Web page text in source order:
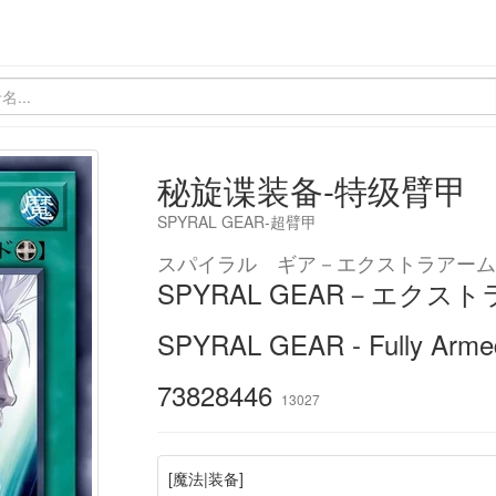
秘旋谍装备-特级臂甲
SPYRAL GEAR-超臂甲
スパイラル ギア－エクストラアー
SPYRAL GEAR－エクスト
SPYRAL GEAR - Fully
73828446 13027
[魔法|装备]